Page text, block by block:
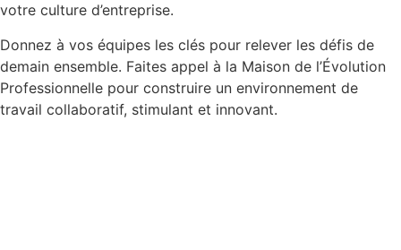
votre culture d’entreprise.
Donnez à vos équipes les clés pour relever les défis de
demain ensemble. Faites appel à la Maison de l’Évolution
Professionnelle pour construire un environnement de
travail collaboratif, stimulant et innovant.